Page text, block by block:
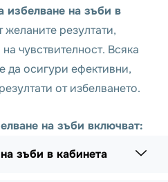
избелване на зъби в
желаните резултати,
чувствителност. Всяка
да осигури ефективни,
от избелването.
на зъби включват:
зъби в кабинета